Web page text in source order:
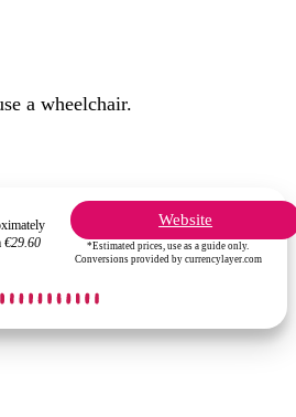
a wheelchair.
€29.60
Website
*Estimated prices, use as a guide only.
Conversions provided by currencylayer.com